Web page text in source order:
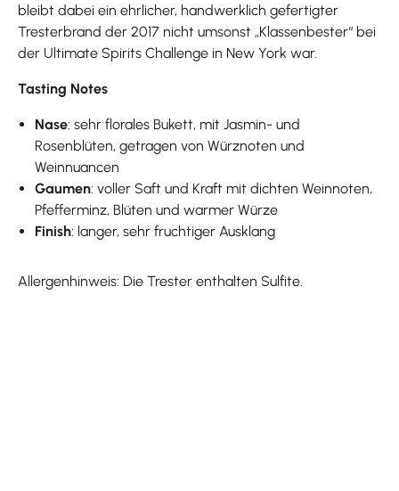
bleibt dabei ein ehrlicher, handwerklich gefertigter
Tresterbrand der 2017 nicht umsonst „Klassenbester“ bei
der Ultimate Spirits Challenge in New York war.
Tasting Notes
Nase: sehr florales Bukett, mit Jasmin- und
Rosenblüten, getragen von Würznoten und
Weinnuancen
Gaumen: voller Saft und Kraft mit dichten Weinnoten,
Pfefferminz, Blüten und warmer Würze
Finish: langer, sehr fruchtiger Ausklang
Allergenhinweis: Die Trester enthalten Sulfite.